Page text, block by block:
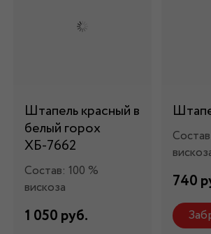
Штапель красный в
белый горох
ХБ-7662
Состав: 100 %
вискоза
1 050 руб.
740